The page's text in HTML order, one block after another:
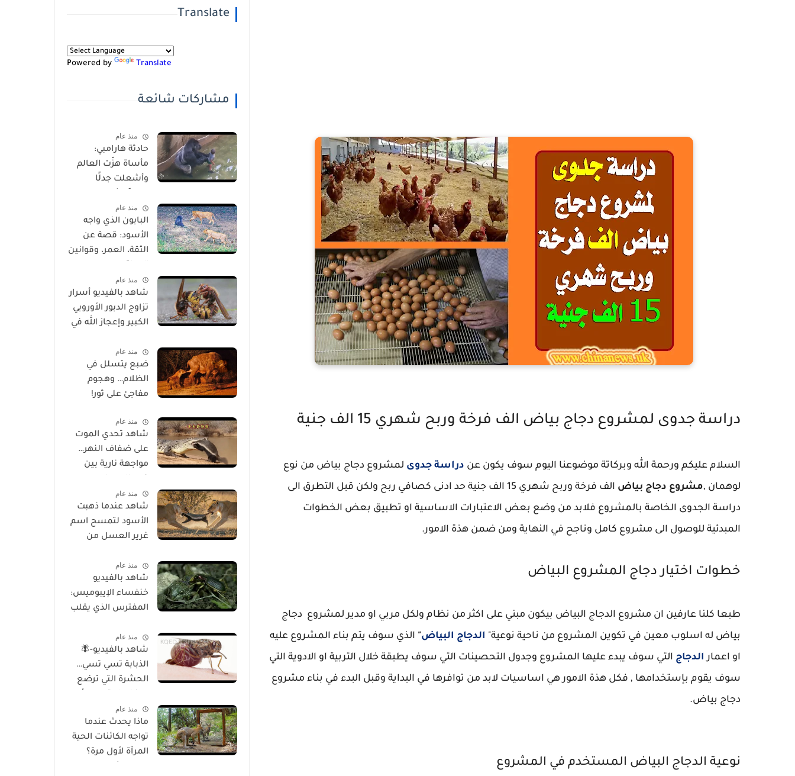
دراسة جدوى لمشروع دجاج بياض الف فرخة وربح شهري 15 الف جنية
السلام عليكم ورحمة الله وبركاتة موضوعنا اليوم سوف يكون عن دراسة جدوى لمشروع دجاج بياض من نوع
لوهمان ,مشروع دجاج بياض
الف فرخة وربح شهري 15 الف جنية حد ادنى كصافي ربح ولكن قبل التطرق الى
دراسة الجدوى الخاصة بالمشروع فلابد من وضع بعض الاعتبارات الاساسية او تطبيق بعض الخطوات
المبدئية للوصول الى مشروع كامل وناجح في النهاية ومن ضمن هذة الامور.
خطوات اختيار دجاج المشروع البياض
طبعا كلنا عارفين ان مشروع الدجاج البياض بيكون مبني على اكثر من نظام ولكل مربي او مدير لمشروع دجاج
بياض له اسلوب معين في تكوين المشروع من ناحية نوعية" الدجاج البياض" الذي سوف يتم بناء المشروع عليه
او اعمار الدجاج التي سوف يبدء عليها المشروع وجدول التحصينات التي سوف يطبقة خلال التربية او الادوية التي
سوف يقوم بإستخدامها , فكل هذة الامور هي اساسيات لابد من توافرها في البداية وقبل البدء في بناء مشروع
دجاج بياض.
نوعية الدجاج البياض المستخدم في المشروع
Translate
Powered by Translate
مشاركات شائعة
منذ عام
حادثة هارامبي:
مأساة هزّت العالم
وأشعلت جدلًا
بالفيديو
منذ عام
البابون الذي واجه
الأسود: قصة عن
الثقة، العمر، وقوانين
منذ عام
شاهد بالفيديو أسرار
تزاوج الدبور الأوروبي
الكبير وإعجاز الله في
منذ عام
ضبع يتسلل في
الظلام… وهجوم
مفاجئ على ثور!
منذ عام
شاهد تحدي الموت
على ضفاف النهر…
مواجهة نارية بين
وتمساح شرس
منذ عام
شاهد عندما ذهبت
الأسود لتمسح اسم
غرير العسل من
منذ عام
شاهد بالفيديو
خنفساء الإيبوميس:
المفترس الذي يقلب
منذ عام
شاهد بالفيديو-🪰
الذبابة تسي تسي…
الحشرة التي ترضع
أخطر الأمراض في
إفريقيا!
منذ عام
ماذا يحدث عندما
تواجه الكائنات الحية
المرآة لأول مرة؟